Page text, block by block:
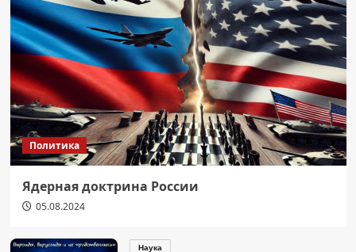
Политика
Ядерная доктрина России
05.08.2024
Наука